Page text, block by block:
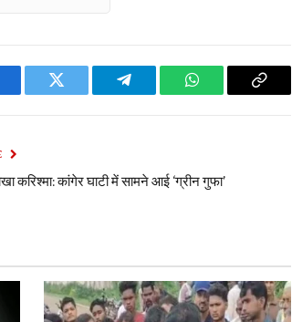
Twitter Telegram WhatsAppCopy
करिश्मा: कांगेर घाटी में सामने आई ‘ग्रीन गुफा’